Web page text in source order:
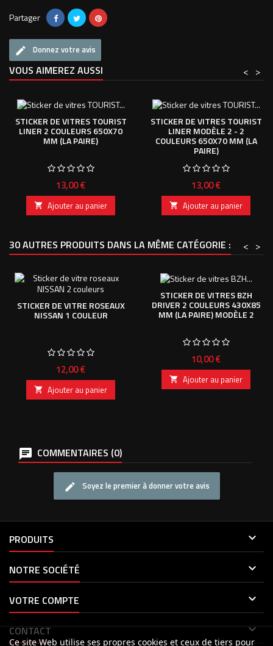
Partager
Donnez votre avis
VOUS AIMEREZ AUSSI >
<
STICKER DE VITRES TOURIST
LINER 2 COULEURS 650X70
MM (LA PAIRE)
Prix
13,00 €
 Ajouter au panier
STICKER DE VITRES TOURIST
LINER MODÈLE 2 - 2
COULEURS 650X70 MM (LA
PAIRE)
Prix
13,00 €
 Ajouter au panier
30 AUTRES PRODUITS DANS LA MÊME CATÉGORIE : >
<
STICKER DE VITRE ROSEAUX
NISSAN 1 COULEUR
Prix
12,00 €
 Ajouter au panier
STICKER DE VITRES BZH
DRIVER 2 COULEURS 430X85
MM (LA PAIRE) MODÈLE 2
Prix
10,00 €
 Ajouter au panier
COMMENTAIRES (0)
Soyez le premier à donner votre avis
PRODUITS 
NOTRE SOCIÉTÉ 
VOTRE COMPTE 
CONTACT 
Ce site Web utilise ses propres cookies et ceux de tiers pour